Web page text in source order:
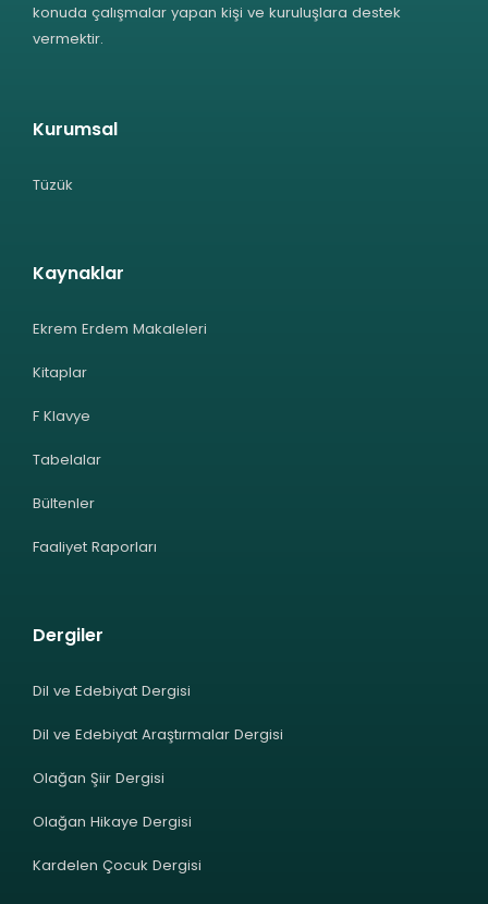
konuda çalışmalar yapan kişi ve kuruluşlara destek
vermektir.
Kurumsal
Tüzük
Kaynaklar
Ekrem Erdem Makaleleri
Kitaplar
F Klavye
Tabelalar
Bültenler
Faaliyet Raporları
Dergiler
Dil ve Edebiyat Dergisi
Dil ve Edebiyat Araştırmalar Dergisi
Olağan Şiir Dergisi
Olağan Hikaye Dergisi
Kardelen Çocuk Dergisi